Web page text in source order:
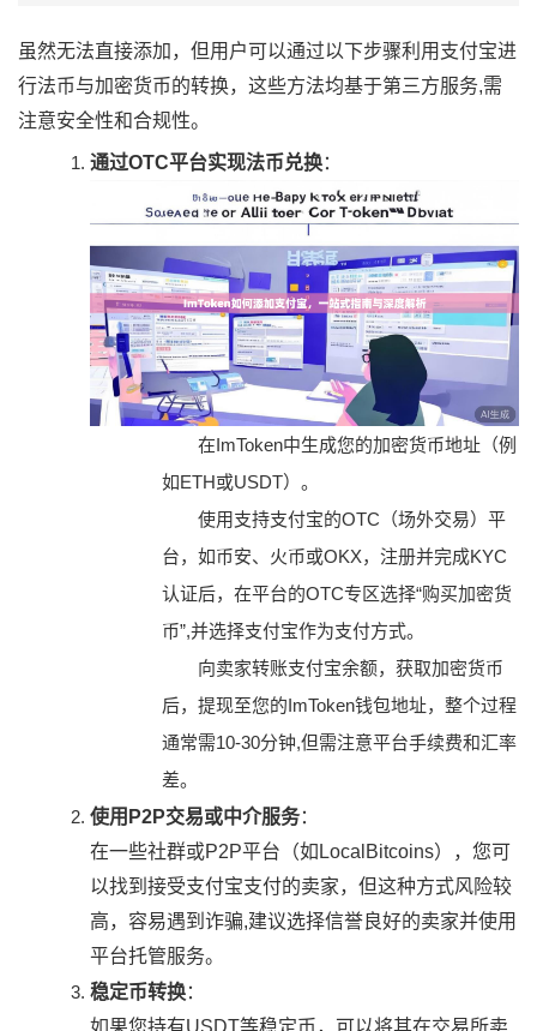
虽然无法直接添加，但用户可以通过以下步骤利用支付宝进
行法币与加密货币的转换，这些方法均基于第三方服务,需
注意安全性和合规性。
通过OTC平台实现法币兑换：
在ImToken中生成您的加密货币地址（例
如ETH或USDT）。
使用支持支付宝的OTC（场外交易）平
台，如币安、火币或OKX，注册并完成KYC
认证后，在平台的OTC专区选择“购买加密货
币”,并选择支付宝作为支付方式。
向卖家转账支付宝余额，获取加密货币
后，提现至您的ImToken钱包地址，整个过程
通常需10-30分钟,但需注意平台手续费和汇率
差。
使用P2P交易或中介服务：
在一些社群或P2P平台（如LocalBitcoins），您可
以找到接受支付宝支付的卖家，但这种方式风险较
高，容易遇到诈骗,建议选择信誉良好的卖家并使用
平台托管服务。
稳定币转换：
如果您持有USDT等稳定币，可以将其在交易所卖